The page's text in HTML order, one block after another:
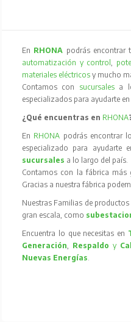
En RHONA podrás encontrar
automatización y control,
materiales eléctricos y mucho
Contamos con sucursales a
especializados para ayudarte
¿Qué encuentras en RHONA
En RHONA podrás encontrar
especializado para ayudarte
sucursales a lo largo del país.
Contamos con la fábrica más
Gracias a nuestra fábrica
Nuestras Familias de
gran escala, como
Encuentra lo que necesitas en
Generación, Respaldo y
Nuevas Energías.